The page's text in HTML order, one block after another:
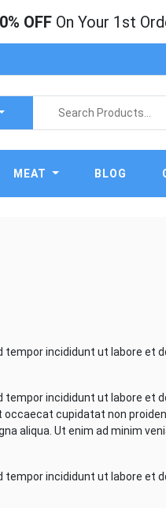
OFF On Your 1st
MEAT BLOG
incididunt ut labore et
incididunt ut labore et
cupidatat non
aliqua. Ut enim ad minim
incididunt ut labore et